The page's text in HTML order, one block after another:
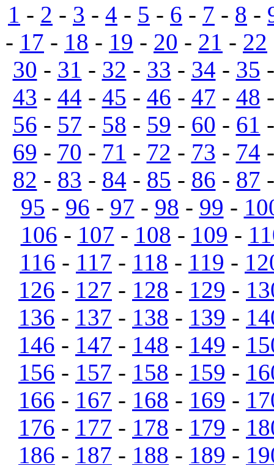
1 - 2 - 3 - 4 - 5 - 6 - 7 - 8 -
- 17 - 18 - 19 - 20 - 21 - 22
30 - 31 - 32 - 33 - 34 - 35
43 - 44 - 45 - 46 - 47 - 48
56 - 57 - 58 - 59 - 60 - 61
69 - 70 - 71 - 72 - 73 - 74
82 - 83 - 84 - 85 - 86 - 87
95 - 96 - 97 - 98 - 99 -
106 - 107 - 108 - 109 -
116 - 117 - 118 - 119 -
126 - 127 - 128 - 129 -
136 - 137 - 138 - 139 -
146 - 147 - 148 - 149 -
156 - 157 - 158 - 159 -
166 - 167 - 168 - 169 -
176 - 177 - 178 - 179 -
186 - 187 - 188 - 189 -